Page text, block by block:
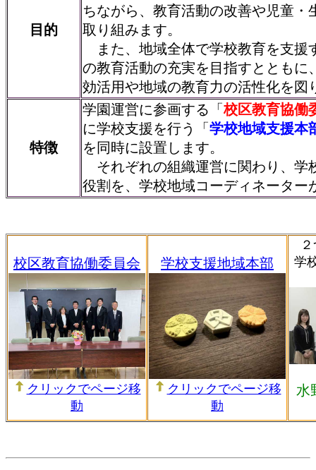
目的
ちながら、教育活動の改善や児童・
取り組みます。
また、地域全体で学校教育を支援
の教育活動の充実を目指すとともに
効活用や地域の教育力の活性化を図
特徴
学園運営に参画する「校区教育協働
に学校支援を行う「学校地域支援本
を同時に設置します。
それぞれの組織運営に関わり、学
役割を、学校地域コーディネーター
校区教育協働委員会
クリックでページ移
動
学校支援地域本部
クリックでページ移
動
学
水